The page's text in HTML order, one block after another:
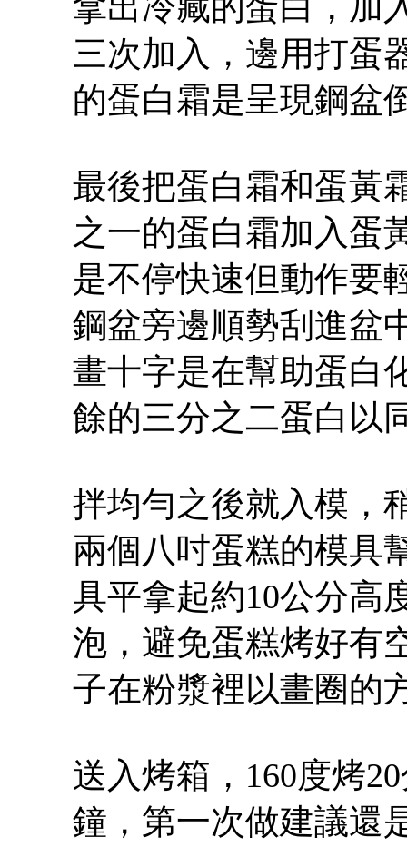
三次加入，邊用打蛋
的蛋白霜是呈現鋼盆
最後把蛋白霜和蛋黃
之一的蛋白霜加入蛋
是不停快速但動作要
鋼盆旁邊順勢刮進盆
畫十字是在幫助蛋白
餘的三分之二蛋白以
拌均勻之後就入模，
兩個八吋蛋糕的模具
具平拿起約10公分高
泡，避免蛋糕烤好有
子在粉漿裡以畫圈的
送入烤箱，160度烤
鐘，第一次做建議還